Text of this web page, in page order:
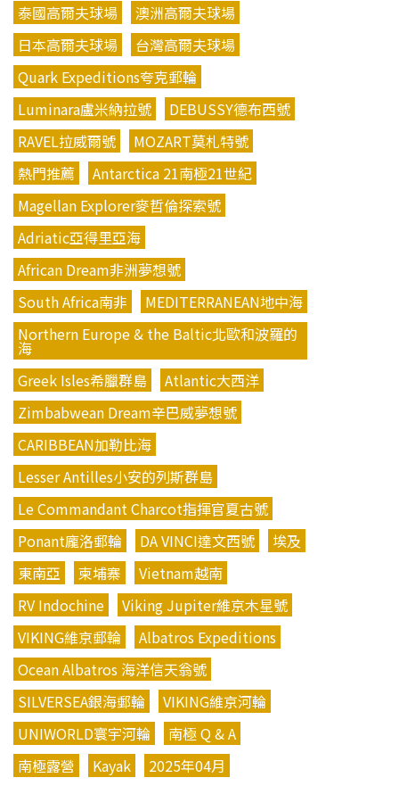
泰國高爾夫球場
澳洲高爾夫球場
日本高爾夫球場
台灣高爾夫球場
Quark Expeditions夸克郵輪
Luminara盧米納拉號
DEBUSSY德布西號
RAVEL拉威爾號
MOZART莫札特號
熱門推薦
Antarctica 21南極21世紀
Magellan Explorer麥哲倫探索號
Adriatic亞得里亞海
African Dream非洲夢想號
South Africa南非
MEDITERRANEAN地中海
Northern Europe & the Baltic北歐和波羅的
海
Greek Isles希臘群島
Atlantic大西洋
Zimbabwean Dream辛巴威夢想號
CARIBBEAN加勒比海
Lesser Antilles小安的列斯群島
Le Commandant Charcot指揮官夏古號
Ponant龐洛郵輪
DA VINCI達文西號
埃及
東南亞
柬埔寨
Vietnam越南
RV Indochine
Viking Jupiter維京木星號
VIKING維京郵輪
Albatros Expeditions
Ocean Albatros 海洋信天翁號
SILVERSEA銀海郵輪
VIKING維京河輪
UNIWORLD寰宇河輪
南極 Q & A
南極露營
Kayak 2025年04月